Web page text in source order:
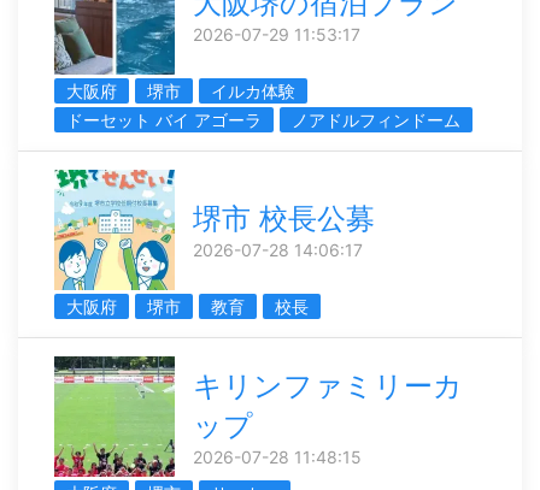
2026-07-29 11:53:17
大阪府 堺市
イルカ体験
ドーセット バイ アゴーラ
ノアドルフィンドーム
堺市 校長公募
2026-07-28 14:06:17
大阪府 堺市 教育 校長
キリンファミリーカ
ップ
2026-07-28 11:48:15